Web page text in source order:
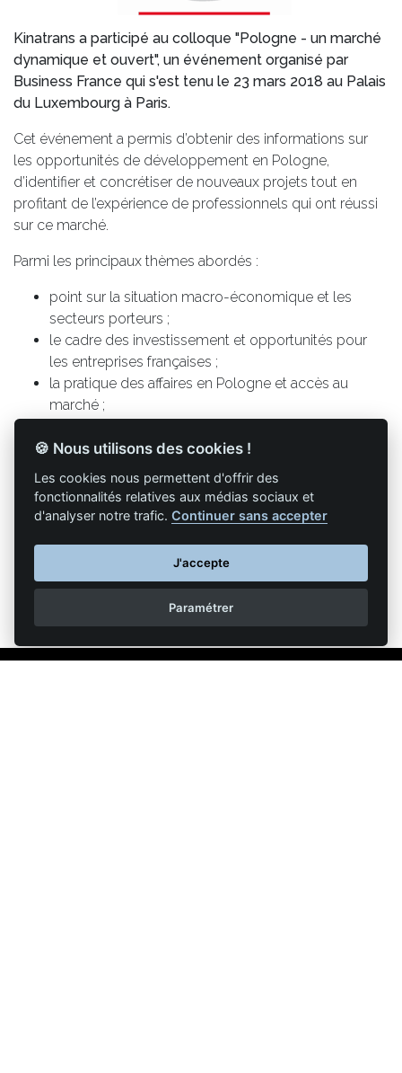
Kinatrans a participé au colloque "Pologne - un marché
dynamique et ouvert", un événement organisé par
Business France qui s'est tenu le 23 mars 2018 au Palais
du Luxembourg à Paris.
Cet événement a permis d’obtenir des informations sur
les opportunités de développement en Pologne,
d’identifier et concrétiser de nouveaux projets tout en
profitant de l’expérience de professionnels qui ont réussi
sur ce marché.
Parmi les principaux thèmes abordés :
point sur la situation macro-économique et les
secteurs porteurs ;
le cadre des investissement et opportunités pour
les entreprises françaises ;
la pratique des affaires en Pologne et accès au
marché ;
exportations.
🍪 Nous utilisons des cookies !
Les cookies nous permettent d'offrir des
fonctionnalités relatives aux médias sociaux et
d'analyser notre trafic.Continuer sans accepter
J'accepte
Paramétrer